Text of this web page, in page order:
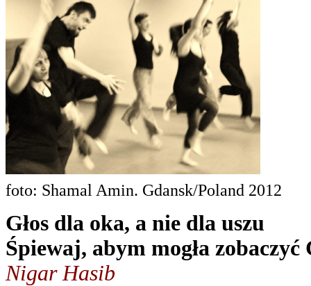
foto: Shamal Amin. Gdansk/Poland 2012
Głos dla oka, a nie dla uszu
Śpiewaj, abym mogła zobaczyć
Nigar Hasib